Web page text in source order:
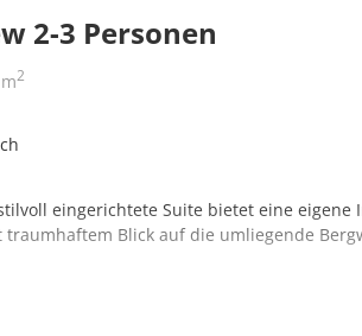
2-3 Personen
m2
eingerichtete Suite bietet eine
Blick auf die umliegende